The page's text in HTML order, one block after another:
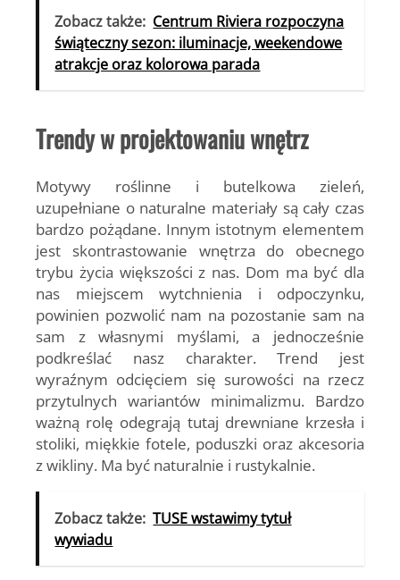
Zobacz także: Centrum Riviera rozpoczyna
świąteczny sezon: iluminacje, weekendowe
atrakcje oraz kolorowa parada
Trendy w projektowaniu wnętrz
Motywy roślinne i butelkowa zieleń,
uzupełniane o naturalne materiały są cały czas
bardzo pożądane. Innym istotnym elementem
jest skontrastowanie wnętrza do obecnego
trybu życia większości z nas. Dom ma być dla
nas miejscem wytchnienia i odpoczynku,
powinien pozwolić nam na pozostanie sam na
sam z własnymi myślami, a jednocześnie
podkreślać nasz charakter. Trend jest
wyraźnym odcięciem się surowości na rzecz
przytulnych wariantów minimalizmu. Bardzo
ważną rolę odegrają tutaj drewniane krzesła i
stoliki, miękkie fotele, poduszki oraz akcesoria
z wikliny. Ma być naturalnie i rustykalnie.
Zobacz także: TUSE wstawimy tytuł
wywiadu